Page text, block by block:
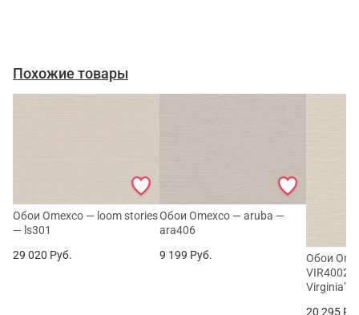
Похожие товары
Обои Omexco — loom stories
— ls301
29 020 Руб.
Обои Omexco — aruba —
ara406
9 199 Руб.
Обои
VIR4002
Virginia’s
20 295